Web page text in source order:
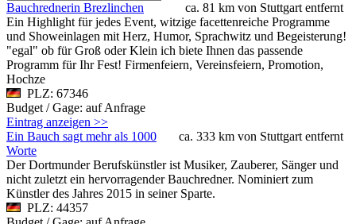
ca. 81 km von Stuttgart entfernt
Bauchrednerin Brezlinchen
Ein Highlight für jedes Event, witzige facettenreiche Programme
und Showeinlagen mit Herz, Humor, Sprachwitz und Begeisterung!
"egal" ob für Groß oder Klein ich biete Ihnen das passende
Programm für Ihr Fest! Firmenfeiern, Vereinsfeiern, Promotion,
Hochze
PLZ: 67346
Budget / Gage: auf Anfrage
Eintrag anzeigen >>
ca. 333 km von Stuttgart entfernt
Ein Bauch sagt mehr als 1000
Worte
Der Dortmunder Berufskünstler ist Musiker, Zauberer, Sänger und
nicht zuletzt ein hervorragender Bauchredner. Nominiert zum
Künstler des Jahres 2015 in seiner Sparte.
PLZ: 44357